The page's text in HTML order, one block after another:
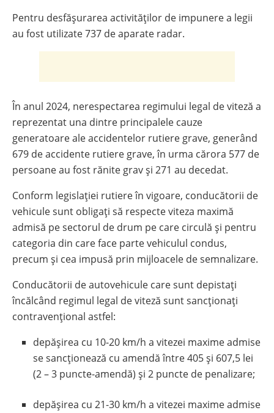
Pentru desfășurarea activităților de impunere a legii
au fost utilizate 737 de aparate radar.
În anul 2024, nerespectarea regimului legal de viteză a
reprezentat una dintre principalele cauze
generatoare ale accidentelor rutiere grave, generând
679 de accidente rutiere grave, în urma cărora 577 de
persoane au fost rănite grav și 271 au decedat.
Conform legislației rutiere în vigoare, conducătorii de
vehicule sunt obligați să respecte viteza maximă
admisă pe sectorul de drum pe care circulă și pentru
categoria din care face parte vehiculul condus,
precum și cea impusă prin mijloacele de semnalizare.
Conducătorii de autovehicule care sunt depistați
încălcând regimul legal de viteză sunt sancționați
contravențional astfel:
depășirea cu 10-20 km/h a vitezei maxime admise
se sancționează cu amendă între 405 și 607,5 lei
(2 – 3 puncte-amendă) și 2 puncte de penalizare;
depășirea cu 21-30 km/h a vitezei maxime admise